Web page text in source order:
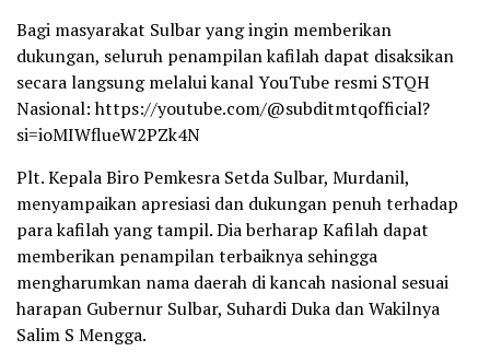
Bagi masyarakat Sulbar yang ingin memberikan
dukungan, seluruh penampilan kafilah dapat disaksikan
secara langsung melalui kanal YouTube resmi STQH
Nasional: https://youtube.com/@subditmtqofficial?
si=ioMIWflueW2PZk4N
Plt. Kepala Biro Pemkesra Setda Sulbar, Murdanil,
menyampaikan apresiasi dan dukungan penuh terhadap
para kafilah yang tampil. Dia berharap Kafilah dapat
memberikan penampilan terbaiknya sehingga
mengharumkan nama daerah di kancah nasional sesuai
harapan Gubernur Sulbar, Suhardi Duka dan Wakilnya
Salim S Mengga.